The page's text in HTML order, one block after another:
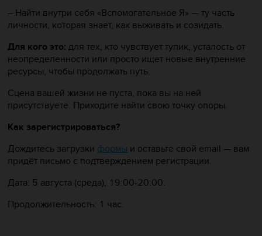
– Найти внутри себя «Вспомогательное Я» — ту часть
личности, которая знает, как выживать и созидать.
Для кого это:для тех, кто чувствует тупик, усталость от
неопределенности или просто ищет новые внутренние
ресурсы, чтобы продолжать путь.
Сцена вашей жизни не пуста, пока вы на ней
присутствуете. Приходите найти свою точку опоры.
Как зарегистрироваться?
Дождитесь загрузки формы и оставьте свой email — вам
придёт письмо с подтверждением регистрации.
Дата: 5 августа (среда), 19:00-20:00.
Продолжительность: 1 час.